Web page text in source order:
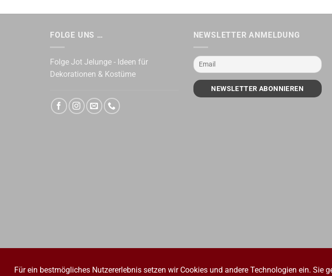
FOLGE UNS …
Folge Jot Jelunge - Ideen für
Dekorationen & Kostüme
NEWSLETTER ANMELDUNG
Für ein bestmögliches Nutzererlebnis setzen wir Cookies und andere Technologien ein. Sie